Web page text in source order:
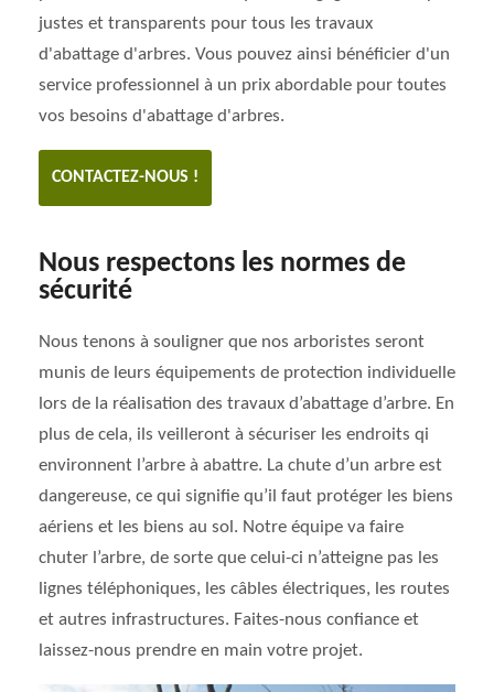
justes et transparents pour tous les travaux
d'abattage d'arbres. Vous pouvez ainsi bénéficier d'un
service professionnel à un prix abordable pour toutes
vos besoins d'abattage d'arbres.
CONTACTEZ-NOUS !
Nous respectons les normes de
sécurité
Nous tenons à souligner que nos arboristes seront
munis de leurs équipements de protection individuelle
lors de la réalisation des travaux d’abattage d’arbre. En
plus de cela, ils veilleront à sécuriser les endroits qi
environnent l’arbre à abattre. La chute d’un arbre est
dangereuse, ce qui signifie qu’il faut protéger les biens
aériens et les biens au sol. Notre équipe va faire
chuter l’arbre, de sorte que celui-ci n’atteigne pas les
lignes téléphoniques, les câbles électriques, les routes
et autres infrastructures. Faites-nous confiance et
laissez-nous prendre en main votre projet.